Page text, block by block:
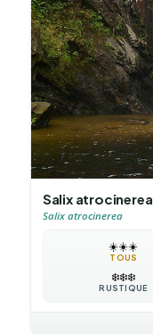
Salix atrocinerea
Salix atrocinerea
☀️☀️☀️
TOUS
❄️❄️❄️
RUSTIQUE